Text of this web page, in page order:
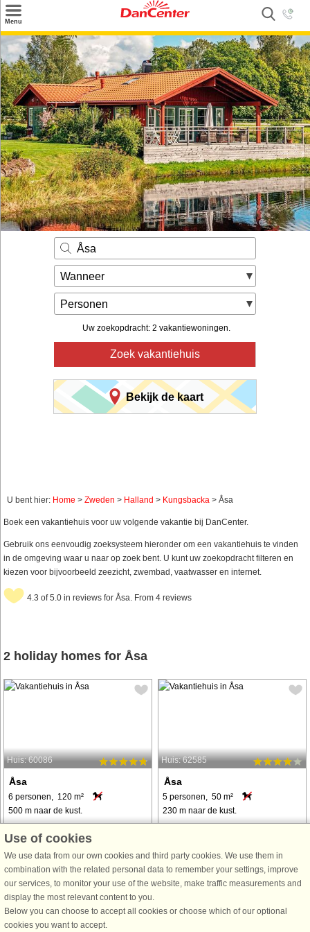
Menu
Zoeken
Inspiratie
Informatie over
Service
Kontakt
Åsa
Wanneer
Personen
Uw zoekopdracht: 2 vakantiewoningen.
Zoek vakantiehuis
Bekijk de kaart
U bent hier: Home > Zweden > Halland > Kungsbacka > Åsa
Boek een vakantiehuis voor uw volgende vakantie bij DanCenter.
Gebruik ons eenvoudig zoeksysteem hieronder om een vakantiehuis te vinden
in de omgeving waar u naar op zoek bent. U kunt uw zoekopdracht filteren en
kiezen voor bijvoorbeeld zeezicht, zwembad, vaatwasser en internet.
4.3 of 5.0 in reviews for Åsa. From 4 reviews
2 holiday homes for Åsa
Huis: 60086
Åsa
6 personen, 120 m²
500 m naar de kust.
Ein reizvolles Landhaus am Rande
Ölmanäs. Das Haus ist sehr
gemütlich, gut aufgeteilt und hat sich
seinen ursprünglichen Charme
bewahrt. Das großzügige
Grundstück bietet viel ...
Huis: 62585
Åsa
5 personen, 50 m²
230 m naar de kust.
the lovely beach in Åsa. There is a
summer restaurant and an ice cream
parlour. You can choose between
Use of cookies
We use data from our own cookies and third party cookies. We use them in
combination with the related personal data to remember your settings, improve
our services, to monitor your use of the website, make traffic measurements and
display the most relevant content to you.
Below you can choose to accept all cookies or choose which of our optional
cookies you want to accept.